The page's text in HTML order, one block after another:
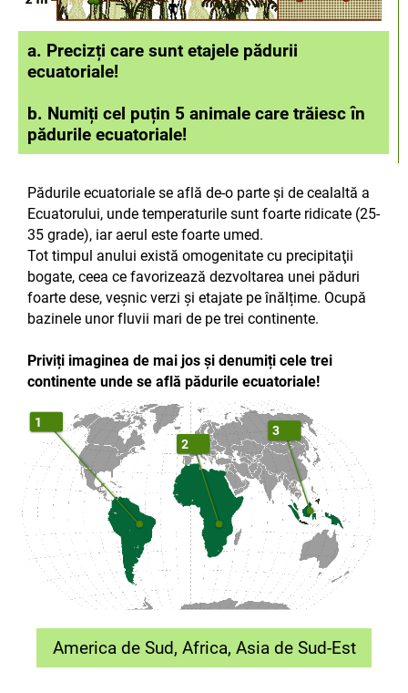
a. Precizți care sunt etajele pădurii
ecuatoriale!
b. Numiți cel puțin 5 animale care trăiesc în
pădurile ecuatoriale!
Pădurile ecuatoriale se află de-o parte și de cealaltă a
Ecuatorului, unde temperaturile sunt foarte ridicate (25-
35 grade), iar aerul este foarte umed.
Tot timpul anului există omogenitate cu precipitaţii
bogate, ceea ce favorizează dezvoltarea unei păduri
foarte dese, veșnic verzi și etajate pe înălțime. Ocupă
bazinele unor fluvii mari de pe trei continente.
Priviți imaginea de mai jos și denumiți cele trei
continente unde se află pădurile ecuatoriale!
1
3
2
America de Sud, Africa, Asia de Sud-Est